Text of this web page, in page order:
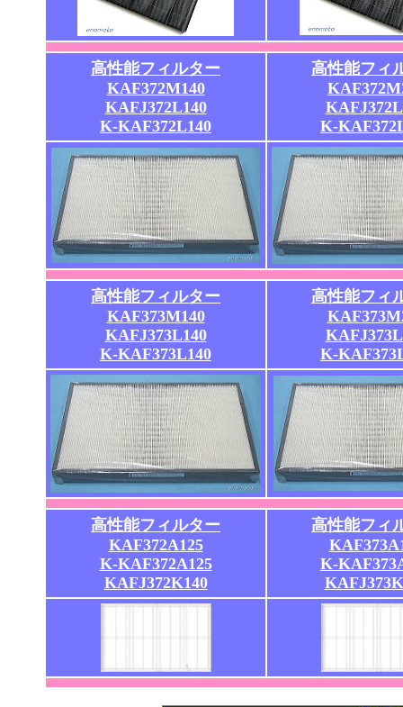
高性能フィルター
KAF372M140
KAFJ372L140
K-KAF372L140
高性能フィ
K-
高性能フィルター
KAF373M140
KAFJ373L140
K-KAF373L140
高性能フィ
K-
高性能フィルター
KAF372A125
K-KAF372A125
KAFJ372K140
高性能フィ
K-